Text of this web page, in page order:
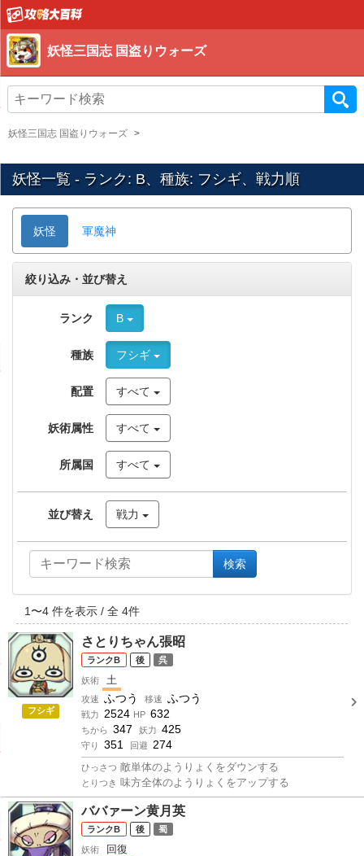
妖怪三国志 国盗りウォーズ
妖怪三国志 国盗りウォーズ
妖怪一覧 - ランク: B、種族: フシギ、戦力順
妖怪 軍魔神
絞り込み・並び替え
ランク B
種族 フシギ
配置 すべて
妖術属性 すべて
所属国 すべて
並び替え 戦力
検索
1〜4 件を表示 / 全 4件
フシギ
さとりちゃん張昭
B 後 呉
妖術 土
攻速 ふつう 移速 ふつう
戦力 2524 HP 632
ちから 347 妖力 425
守り 351 回避 274
ひっさつ 敵単体のようりょくをダウンする
とりつき 味方全体のようりょくをアップする
ババァーン黄月英
B 後 蜀
妖術 回復